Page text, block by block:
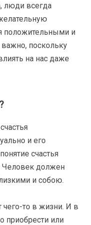
люди всегда
положительными и
поскольку
на нас даже
и его
счастья
Человек должен
и собою.
чего-то в жизни. И в
приобрести или